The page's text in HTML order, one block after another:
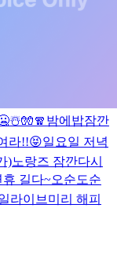
밤에밥잠깐
라!!😝일요일 저녁
)노랑즈 잠깐다시
휴 길다~오순도순
라이브 미리 해피